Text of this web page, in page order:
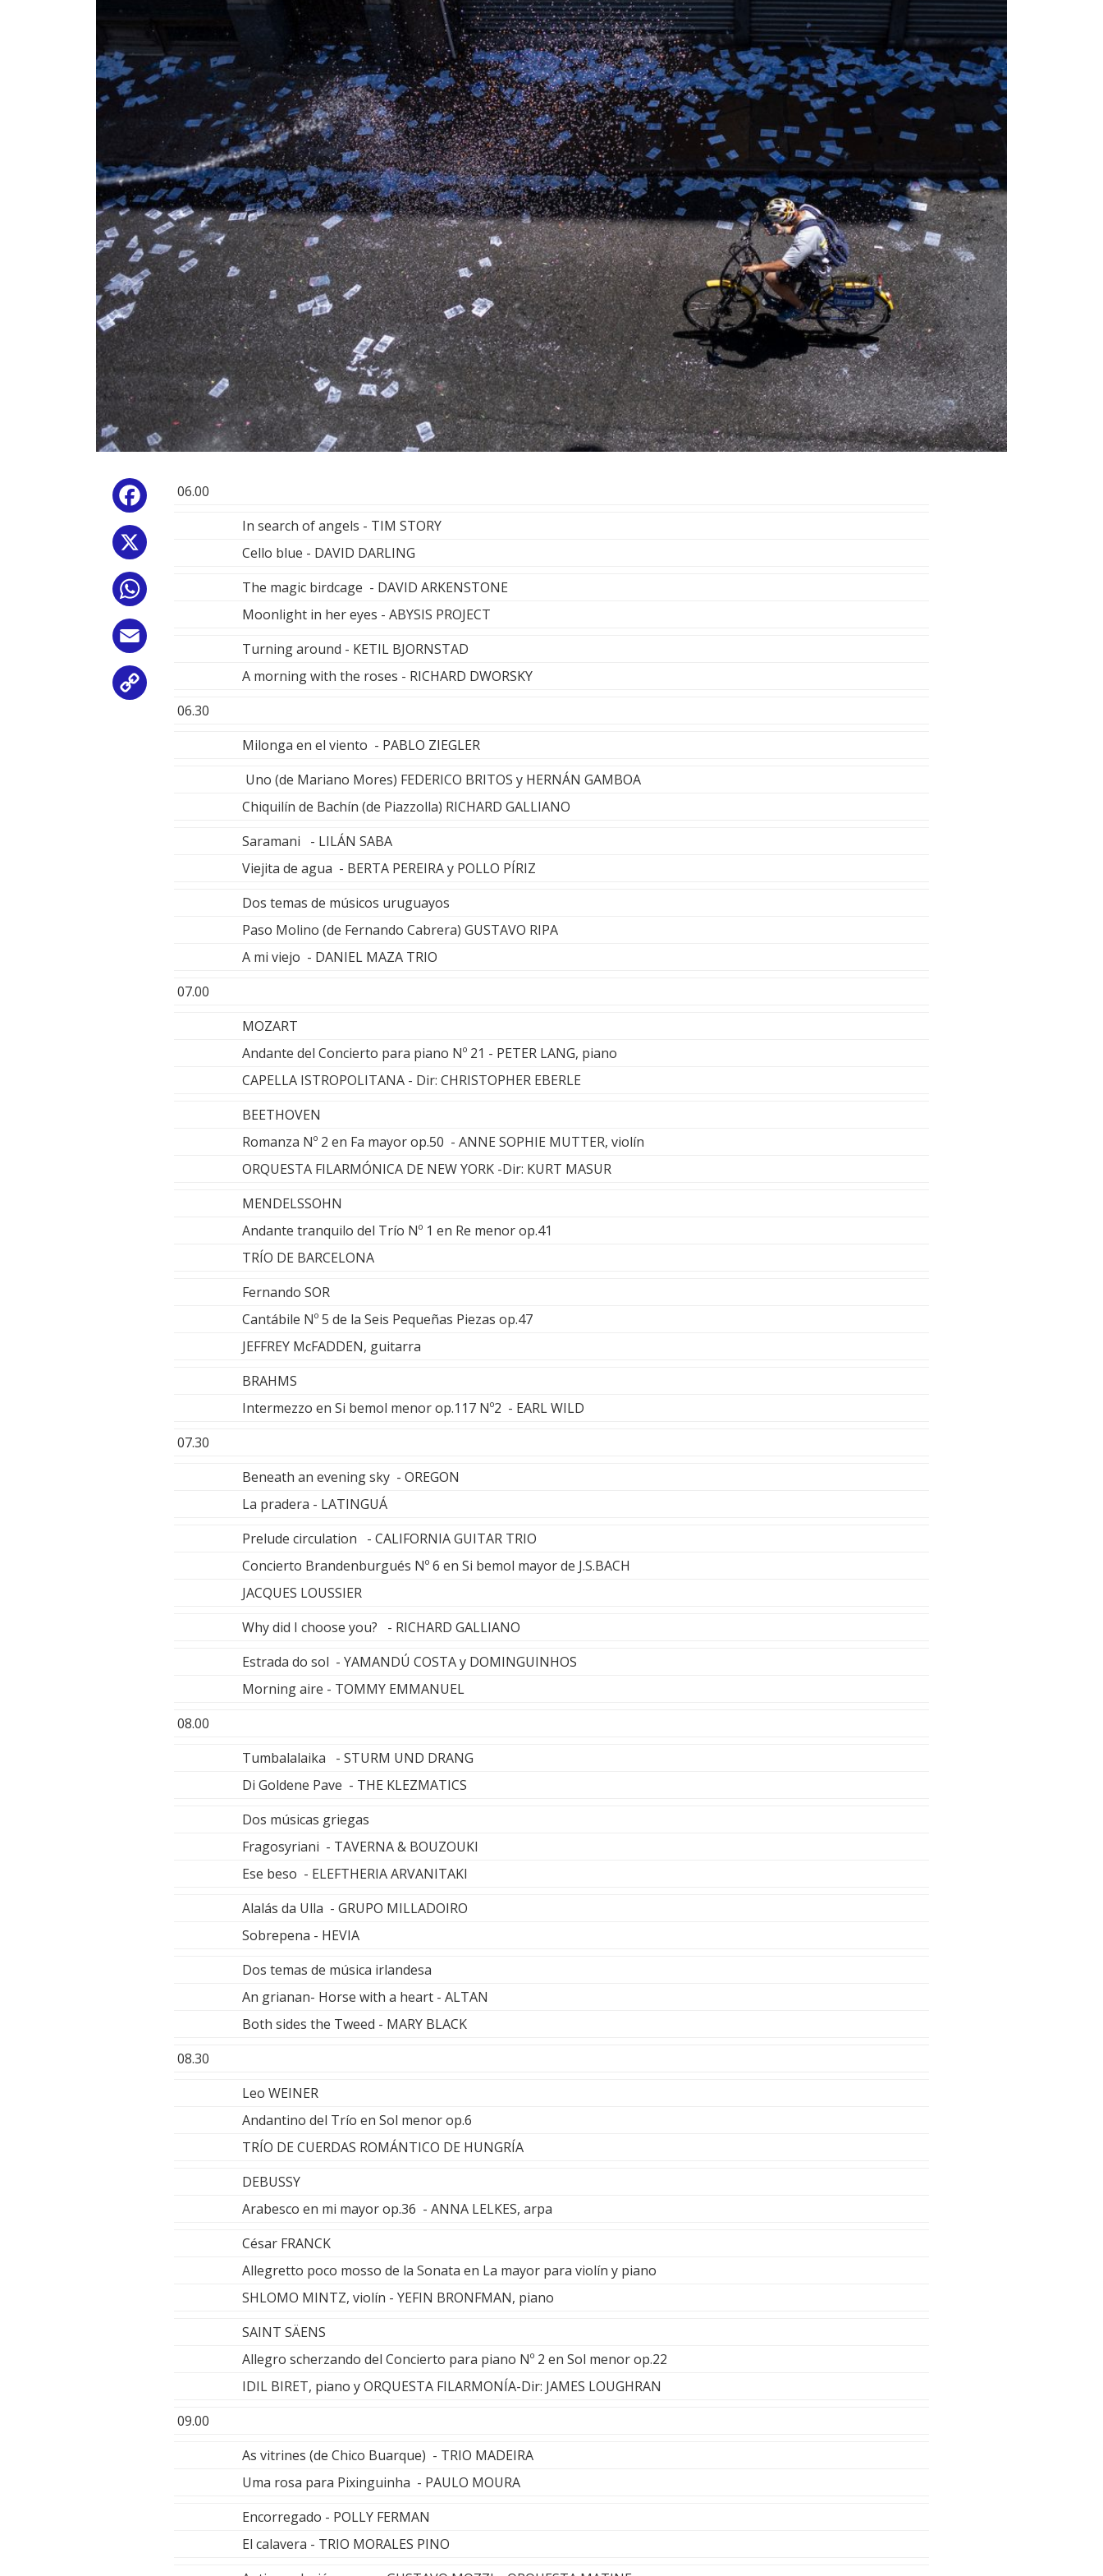
Facebook
06.00
In search of angels - TIM STORY
Cello blue - DAVID DARLING
The magic birdcage - DAVID ARKENSTONE
Moonlight in her eyes - ABYSIS PROJECT
Turning around - KETIL BJORNSTAD
A morning with the roses - RICHARD DWORSKY
06.30
Milonga en el viento - PABLO ZIEGLER
Uno (de Mariano Mores) FEDERICO BRITOS y HERNÁN GAMBOA
Chiquilín de Bachín (de Piazzolla) RICHARD GALLIANO
Saramani - LILÁN SABA
Viejita de agua - BERTA PEREIRA y POLLO PÍRIZ
Dos temas de músicos uruguayos
Paso Molino (de Fernando Cabrera) GUSTAVO RIPA
A mi viejo - DANIEL MAZA TRIO
07.00
MOZART
Andante del Concierto para piano Nº 21 - PETER LANG, piano
CAPELLA ISTROPOLITANA - Dir: CHRISTOPHER EBERLE
BEETHOVEN
Romanza Nº 2 en Fa mayor op.50 - ANNE SOPHIE MUTTER, violín
ORQUESTA FILARMÓNICA DE NEW YORK -Dir: KURT MASUR
MENDELSSOHN
Andante tranquilo del Trío Nº 1 en Re menor op.41
TRÍO DE BARCELONA
Fernando SOR
Cantábile Nº 5 de la Seis Pequeñas Piezas op.47
JEFFREY McFADDEN, guitarra
BRAHMS
Intermezzo en Si bemol menor op.117 Nº2 - EARL WILD
07.30
Beneath an evening sky - OREGON
La pradera - LATINGUÁ
Prelude circulation - CALIFORNIA GUITAR TRIO
Concierto Brandenburgués Nº 6 en Si bemol mayor de J.S.BACH
JACQUES LOUSSIER
Why did I choose you? - RICHARD GALLIANO
Estrada do sol - YAMANDÚ COSTA y DOMINGUINHOS
Morning aire - TOMMY EMMANUEL
08.00
Tumbalalaika - STURM UND DRANG
Di Goldene Pave - THE KLEZMATICS
Dos músicas griegas
Fragosyriani - TAVERNA & BOUZOUKI
Ese beso - ELEFTHERIA ARVANITAKI
Alalás da Ulla - GRUPO MILLADOIRO
Sobrepena - HEVIA
Dos temas de música irlandesa
An grianan- Horse with a heart - ALTAN
Both sides the Tweed - MARY BLACK
08.30
Leo WEINER
Andantino del Trío en Sol menor op.6
TRÍO DE CUERDAS ROMÁNTICO DE HUNGRÍA
DEBUSSY
Arabesco en mi mayor op.36 - ANNA LELKES, arpa
César FRANCK
Allegretto poco mosso de la Sonata en La mayor para violín y piano
SHLOMO MINTZ, violín - YEFIN BRONFMAN, piano
SAINT SÄENS
Allegro scherzando del Concierto para piano Nº 2 en Sol menor op.22
IDIL BIRET, piano y ORQUESTA FILARMONÍA-Dir: JAMES LOUGHRAN
09.00
As vitrines (de Chico Buarque) - TRIO MADEIRA
Uma rosa para Pixinguinha - PAULO MOURA
Encorregado - POLLY FERMAN
El calavera - TRIO MORALES PINO